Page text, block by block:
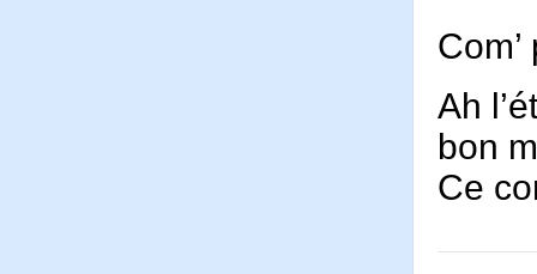
Ah
bon
Ce